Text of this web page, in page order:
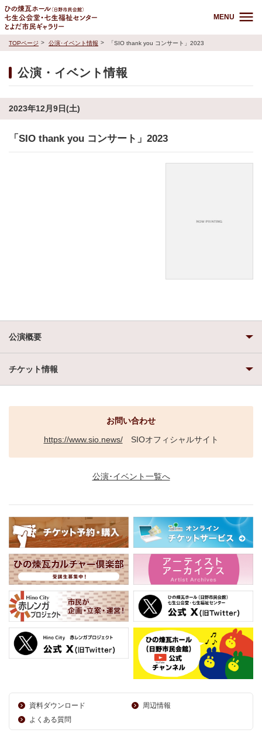
MENU
TOPページ 公演･イベント情報 「SIO thank you コンサート」2023
公演・イベント情報
2023年12月9日(土)
「SIO thank you コンサート」2023
公演概要
チケット情報
お問い合わせ
https://www.sio.news/SIOオフィシャルサイト
公演･イベント一覧へ
資料ダウンロード
周辺情報
よくある質問